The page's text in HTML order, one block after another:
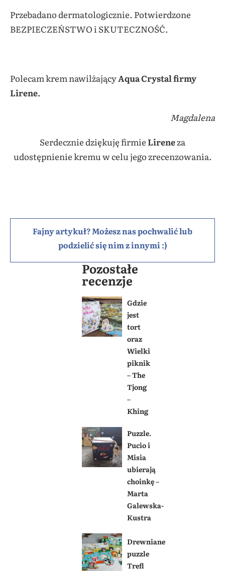
Przebadano dermatologicznie. Potwierdzone
BEZPIECZEŃSTWO i SKUTECZNOŚĆ.
Polecam krem nawilżającyAqua Crystal firmy
Lirene.
Magdalena
Serdecznie dziękuję firmieLireneza
udostępnienie kremu w celu jego zrecenzowania.
Fajny artykuł? Możesz nas pochwalić lub
podzielić się nim z innymi :)
Pozostałe
recenzje
Gdzie
jest
tort
oraz
Wielki
piknik
– The
Tjong
–
Khing
Puzzle.
Pucio i
Misia
ubierają
choinkę –
Marta
Galewska-
Kustra
Drewniane
puzzle
Trefl